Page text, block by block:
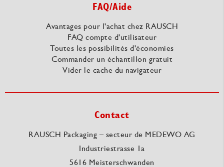
FAQ/Aide
Avantages pour l'achat chez RAUSCH
FAQ compte d'utilisateur
Toutes les possibilités d'économies
Commander un échantillon gratuit
Vider le cache du navigateur
Contact
RAUSCH Packaging – secteur de MEDEWO AG
Industriestrasse 1a
5616 Meisterschwanden